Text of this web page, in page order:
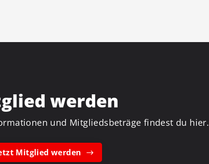
werden
und Mitgliedsbeträge findest du hier.
Mitglied werden